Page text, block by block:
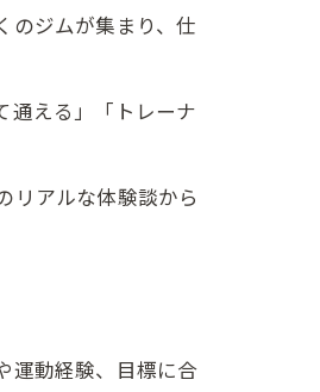
のジムが集まり、仕
通える」「トレーナ
リアルな体験談から
運動経験、目標に合